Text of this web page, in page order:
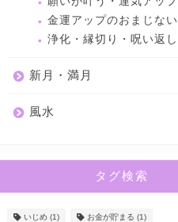
金運アップのおまじない
浄化・縁切り・呪い返し
新月・満月
風水
タグ検索
いじめ(1) お金が貯まる (1)